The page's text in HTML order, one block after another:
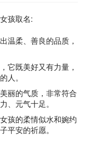
孩取名:
柔、善良的品质，
既美好又有力量，
人。
丽的气质，非常符合
、元气十足。
孩的柔情似水和婉约
平安的祈愿。